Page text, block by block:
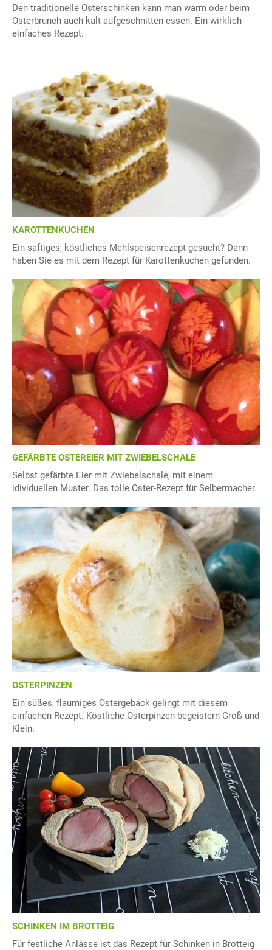
Den traditionelle Osterschinken kann man warm oder beim
Osterbrunch auch kalt aufgeschnitten essen. Ein wirklich
einfaches Rezept.
KAROTTENKUCHEN
Ein saftiges, köstliches Mehlspeisenrezept gesucht? Dann
haben Sie es mit dem Rezept für Karottenkuchen gefunden.
GEFÄRBTE OSTEREIER MIT ZWIEBELSCHALE
Selbst gefärbte Eier mit Zwiebelschale, mit einem
idividuellen Muster. Das tolle Oster-Rezept für Selbermacher.
OSTERPINZEN
Ein süßes, flaumiges Ostergebäck gelingt mit diesem
einfachen Rezept. Köstliche Osterpinzen begeistern Groß und
Klein.
SCHINKEN IM BROTTEIG
Für festliche Anlässe ist das Rezept für Schinken in Brotteig